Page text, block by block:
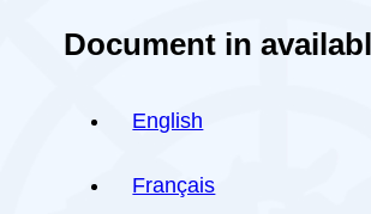
Document in
English
Français